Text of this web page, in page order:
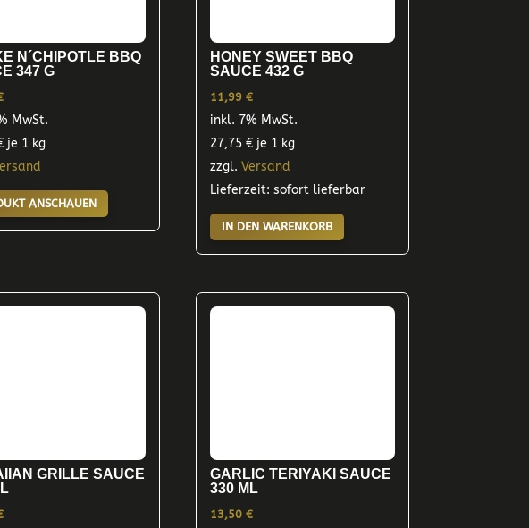
N´CHIPOTLE BBQ
347 G
MwSt.
je 1 kg
ANSCHAUEN
HONEY SWEET BBQ
SAUCE 432 G
11,99€
inkl. 7% MwSt.
27,75€ je 1 kg
zzgl.Versand
Lieferzeit: sofort lieferbar
IN DEN WARENKORB
GRILLE SAUCE
GARLIC TERIYAKI SAUCE
330 ML
13,50€